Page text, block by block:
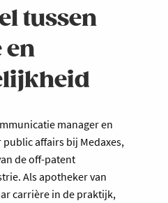
tussen
en
manager en
affairs bij Medaxes,
de off-patent
Als apotheker van
carrière in de praktijk,